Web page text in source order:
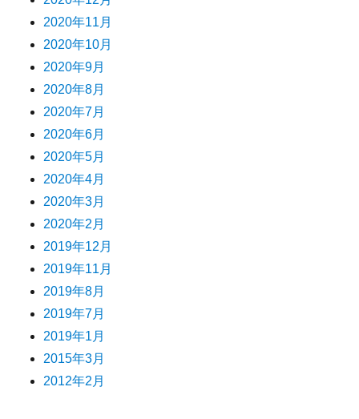
2020年11月
2020年10月
2020年9月
2020年8月
2020年7月
2020年6月
2020年5月
2020年4月
2020年3月
2020年2月
2019年12月
2019年11月
2019年8月
2019年7月
2019年1月
2015年3月
2012年2月